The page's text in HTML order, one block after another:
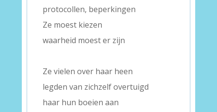
protocollen, beperkingen
Ze moest kiezen
waarheid moest er zijn
Ze vielen over haar heen
legden van zichzelf overtuigd
haar hun boeien aan